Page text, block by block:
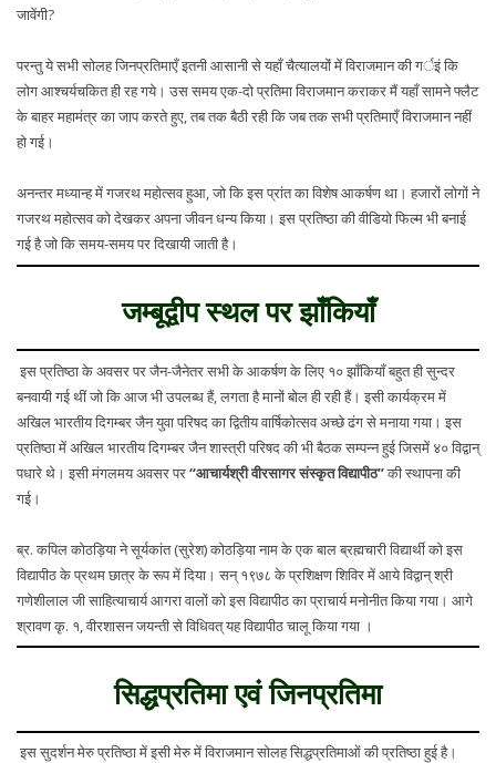
जावेंगी?
परन्तु ये सभी सोलह जिनप्रतिमाएँ इतनी आसानी से यहाँ चैत्यालयोंं में विराजमान की गर्इं कि
लोग आश्चर्यचकित ही रह गये। उस समय एक-दो प्रतिमा विराजमान कराकर मैं यहाँ सामने फ्लैट
के बाहर महामंत्र का जाप करते हुए, तब तक बैठी रही कि जब तक सभी प्रतिमाएँ विराजमान नहीं
हो गई।
अनन्तर मध्यान्ह में गजरथ महोत्सव हुआ, जो कि इस प्रांत का विशेष आकर्षण था। हजारों लोगों ने
गजरथ महोत्सव को देखकर अपना जीवन धन्य किया। इस प्रतिष्ठा की वीडियो फिल्म भी बनाई
गई है जो कि समय-समय पर दिखायी जाती है।
जम्बूद्वीप स्थल पर झाँकियाँ
इस प्रतिष्ठा के अवसर पर जैन-जैनेतर सभी के आकर्षण के लिए १० झाँकियाँ बहुत ही सुन्दर
बनवायी गई थीं जो कि आज भी उपलब्ध हैं, लगता है मानों बोल ही रही हैं। इसी कार्यक्रम में
अखिल भारतीय दिगम्बर जैन युवा परिषद का द्वितीय वार्षिकोत्सव अच्छे ढंग से मनाया गया। इस
प्रतिष्ठा में अखिल भारतीय दिगम्बर जैन शास्त्री परिषद की भी बैठक सम्पन्न हुई जिसमें ४० विद्वान्
पधारे थे। इसी मंगलमय अवसर पर‘‘आचार्यश्री वीरसागर संस्कृत विद्यापीठ’’की स्थापना की
गई।
ब्र. कपिल कोठड़िया ने सूर्यकांत (सुरेश) कोठड़िया नाम के एक बाल ब्रह्मचारी विद्यार्थी को इस
विद्यापीठ के प्रथम छात्र के रूप में दिया। सन् १९७८ के प्रशिक्षण शिविर में आये विद्वान् श्री
गणेशीलाल जी साहित्याचार्य आगरा वालों को इस विद्यापीठ का प्राचार्य मनोनीत किया गया। आगे
श्रावण कृ. १, वीरशासन जयन्ती से विधिवत् यह विद्यापीठ चालू किया गया ।
सिद्धप्रतिमा एवं जिनप्रतिमा
इस सुदर्शन मेरु प्रतिष्ठा में इसी मेरु में विराजमान सोलह सिद्धप्रतिमाओं की प्रतिष्ठा हुई है।